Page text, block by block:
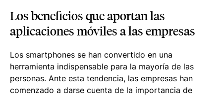
Los beneficios que aportan las
aplicaciones móviles a las empresas
Los smartphones se han convertido en una
herramienta indispensable para la mayoría de las
personas. Ante esta tendencia, las empresas han
comenzado a darse cuenta de la importancia de